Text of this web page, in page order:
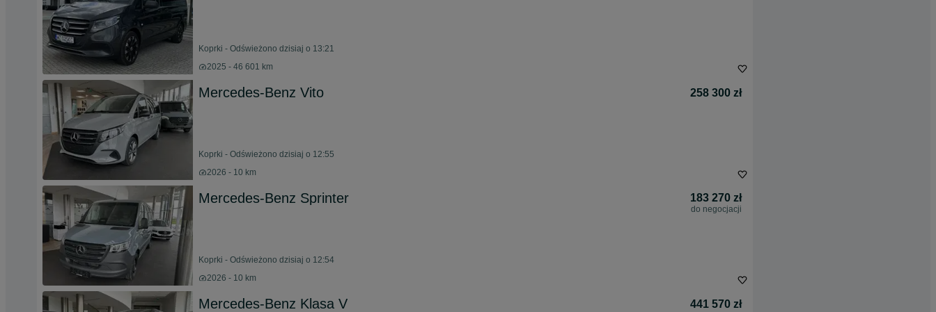
Koprki - Odświeżono dzisiaj o 13:21
2025 - 46 601 km
Mercedes-Benz Vito 258 300 zł
Koprki - Odświeżono dzisiaj o 12:55
2026 - 10 km
Mercedes-Benz Sprinter 183 270 zł
do negocjacji
Koprki - Odświeżono dzisiaj o 12:54
2026 - 10 km
Mercedes-Benz Klasa V 441 570 zł